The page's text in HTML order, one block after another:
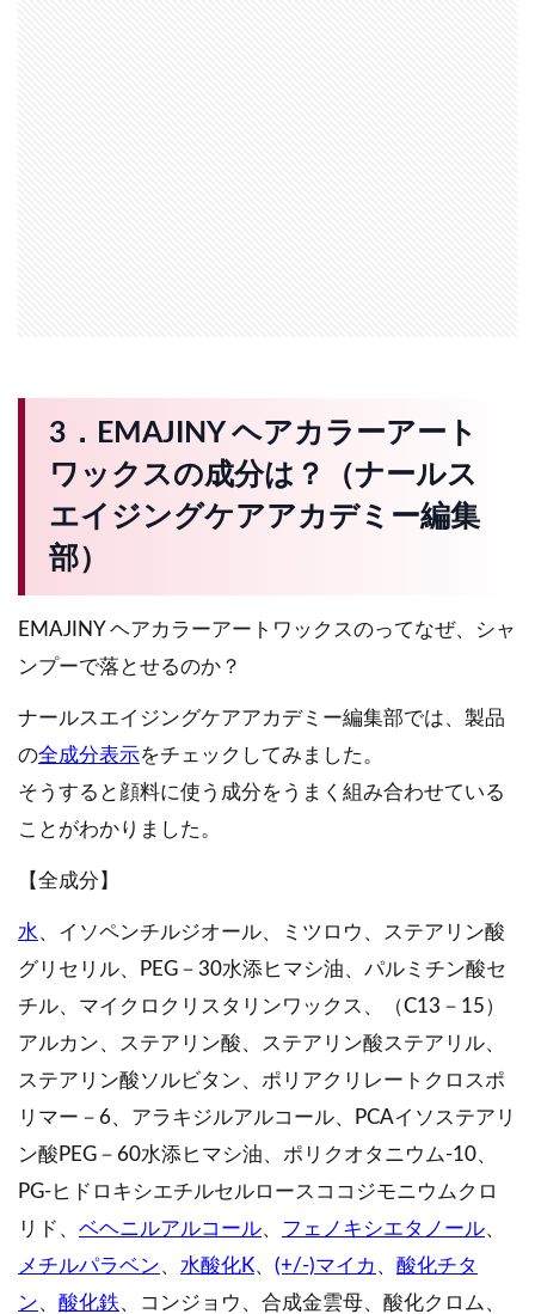
3．EMAJINY ヘアカラーアート
ワックスの成分は？（ナールス
エイジングケアアカデミー編集
部）
EMAJINY ヘアカラーアートワックスのってなぜ、シャ
ンプーで落とせるのか？
ナールスエイジングケアアカデミー編集部では、製品
の全成分表示をチェックしてみました。
そうすると顔料に使う成分をうまく組み合わせている
ことがわかりました。
【全成分】
水、イソペンチルジオール、ミツロウ、ステアリン酸
グリセリル、PEG－30水添ヒマシ油、パルミチン酸セ
チル、マイクロクリスタリンワックス、（C13－15）
アルカン、ステアリン酸、ステアリン酸ステアリル、
ステアリン酸ソルビタン、ポリアクリレートクロスポ
リマー－6、アラキジルアルコール、PCAイソステアリ
ン酸PEG－60水添ヒマシ油、ポリクオタニウム-10、
PG-ヒドロキシエチルセルロースココジモニウムクロ
リド、 ベヘニルアルコール、 フェノキシエタノール、
メチルパラベン、 水酸化K、 (+/-)マイカ 、 酸化チタ
ン、 酸化鉄、コンジョウ、合成金雲母、酸化クロム、